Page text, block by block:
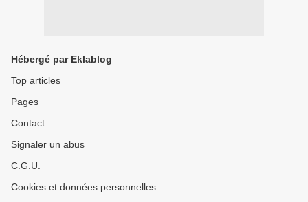
Hébergé par Eklablog
Top articles
Pages
Contact
Signaler un abus
C.G.U.
Cookies et données personnelles